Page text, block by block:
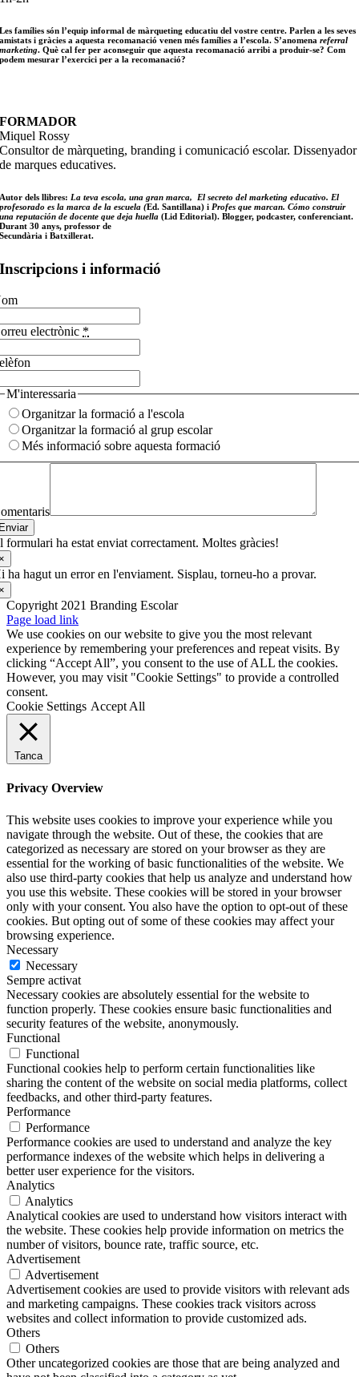
Les famílies són l’equip informal de màrqueting educatiu del vostre centre. Parlen a les seves
amistats i gràcies a aquesta recomanació venen més famílies a l’escola. S’anomenareferral
marketing. Què cal fer per aconseguir que aquesta recomanació arribi a produir-se? Com
podem mesurar l’exercici per a la recomanació?
FORMADOR
Miquel Rossy
Consultor de màrqueting, branding i comunicació escolar. Dissenyador
de marques educatives.
Autor dels llibres: La teva escola, una gran marca,
El secreto del marketing educativo. El
profesorado es la marca de la escuela (Ed. Santillana) i Profes que marcan. Cómo construir
una reputación de docente que deja huella (Lid Editorial). Blogger, podcaster, conferenciant.
Durant 30 anys, professor de
Secundària i Batxillerat.
Inscripcions i informació
electrònic *
M'interessaria
Organitzar la formació a l'escola
Organitzar la formació al grup escolar
Més informació sobre aquesta formació
formulari ha estat enviat correctament. Moltes gràcies!
ha hagut un error en l'enviament. Sisplau, torneu-ho a provar.
Copyright 2021 Branding Escolar
X
Instagram
LinkedIn
YouTube
Email:
Facebook
Page load link
We use cookies on our website to give you the most relevant
experience by remembering your preferences and repeat visits. By
clicking “Accept All”, you consent to the use of ALL the cookies.
However, you may visit "Cookie Settings" to provide a controlled
consent.
Cookie Settings Accept All
Tanca
Privacy Overview
This website uses cookies to improve your experience while you
navigate through the website. Out of these, the cookies that are
categorized as necessary are stored on your browser as they are
essential for the working of basic functionalities of the website. We
also use third-party cookies that help us analyze and understand how
you use this website. These cookies will be stored in your browser
only with your consent. You also have the option to opt-out of these
cookies. But opting out of some of these cookies may affect your
browsing experience.
Necessary
Necessary
Sempre activat
Necessary cookies are absolutely essential for the website to
function properly. These cookies ensure basic functionalities and
security features of the website, anonymously.
Functional
Functional
Functional cookies help to perform certain functionalities like
sharing the content of the website on social media platforms, collect
feedbacks, and other third-party features.
Performance
Performance
Performance cookies are used to understand and analyze the key
performance indexes of the website which helps in delivering a
better user experience for the visitors.
Analytics
Analytics
Analytical cookies are used to understand how visitors interact with
the website. These cookies help provide information on metrics the
number of visitors, bounce rate, traffic source, etc.
Advertisement
Advertisement
Advertisement cookies are used to provide visitors with relevant ads
and marketing campaigns. These cookies track visitors across
websites and collect information to provide customized ads.
Others
Others
Other uncategorized cookies are those that are being analyzed and